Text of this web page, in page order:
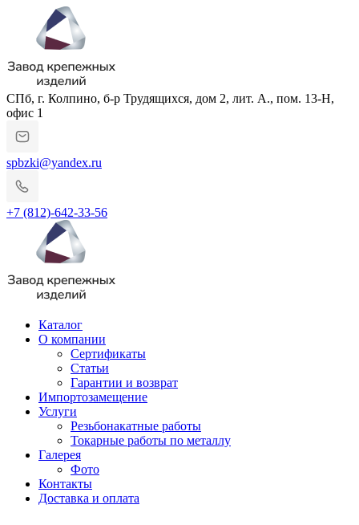
СПб, г. Колпино, б-р Трудящихся, дом 2, лит. А., пом. 13-Н,
офис 1
spbzki@yandex.ru
+7 (812)-642-33-56
Каталог
О компании
Сертификаты
Статьи
Гарантии и возврат
Импортозамещение
Услуги
Резьбонакатные работы
Токарные работы по металлу
Галерея
Фото
Контакты
Доставка и оплата